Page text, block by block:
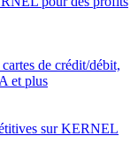
de crédit/débit,
et plus
sur KERNEL